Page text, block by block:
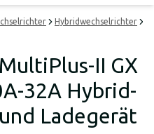
Hybridwechselrichter
II GX
32A Hybrid-
Ladegerät